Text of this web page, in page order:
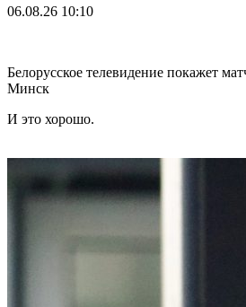
06.08.26 10:10
Белорусское телевидение покажет
Минск
И это хорошо.